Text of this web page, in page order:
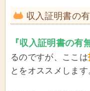
収入証明書の
『収入証明書の有
るのですが、ここは
とをオススメします